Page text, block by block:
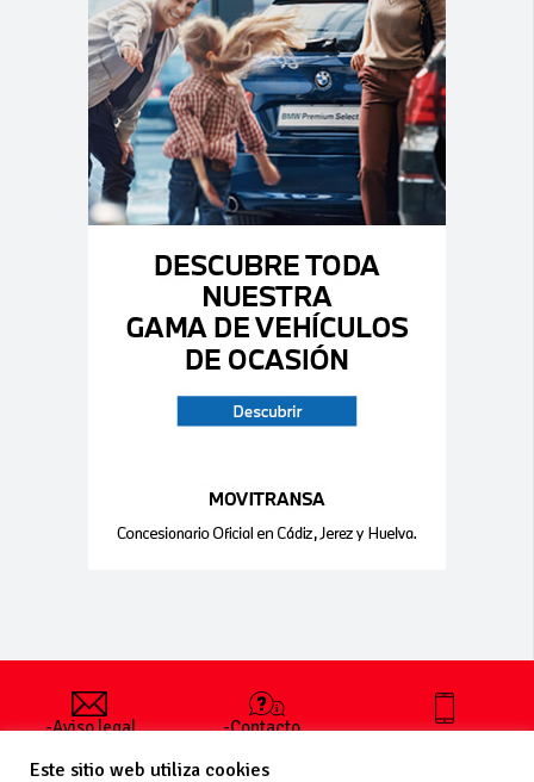
-Aviso legal
generales
-Contacto
publicar un
+34 627 35
Este sitio web utiliza cookies